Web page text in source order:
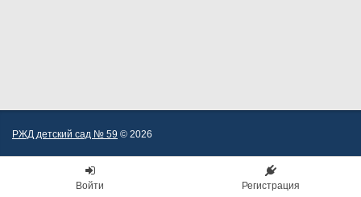
РЖД детский сад № 59 © 2026
Войти Регистрация